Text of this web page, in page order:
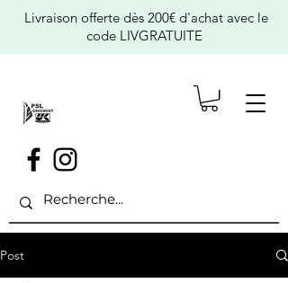
Livraison offerte dès 200€ d'achat avec le
code LIVGRATUITE
Post